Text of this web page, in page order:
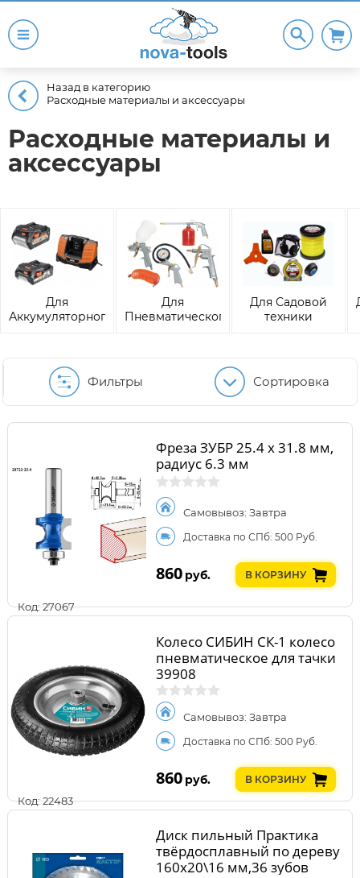
Назад в категорию
Расходные материалы и аксессуары
Расходные материалы и
аксессуары
Для
Аккумуляторного
Для
Пневматического
Для Садовой
техники
Фильтры Сортировка
Код: 27067
Фреза ЗУБР 25.4 x 31.8 мм,
радиус 6.3 мм
Самовывоз: Завтра
Доставка по СПб: 500 Руб.
860 руб. В КОРЗИНУ
Код: 22483
Колесо СИБИН СК-1 колесо
пневматическое для тачки
39908
Самовывоз: Завтра
Доставка по СПб: 500 Руб.
860 руб. В КОРЗИНУ
Диск пильный Практика
твёрдосплавный по дереву
160х20\16 мм,36 зубов